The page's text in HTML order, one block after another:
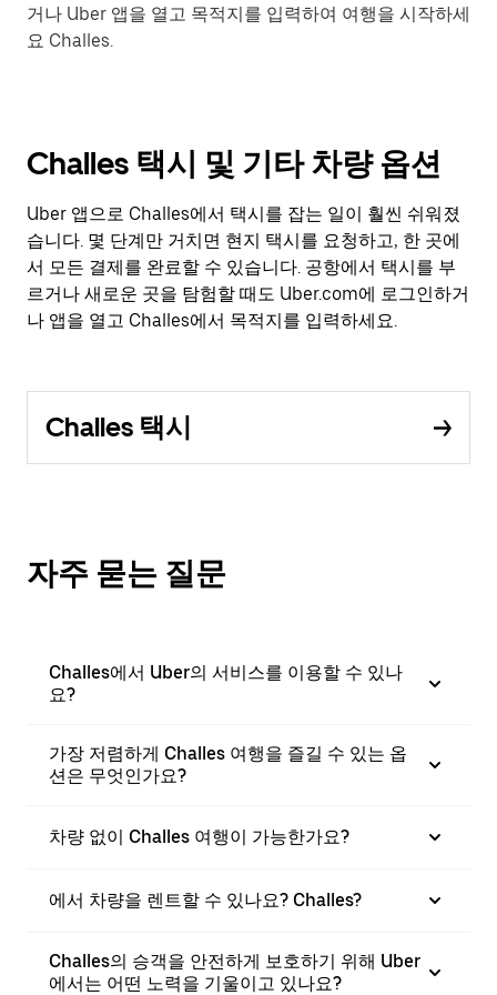
거나 Uber 앱을 열고 목적지를 입력하여 여행을 시작하세
요 Challes.
Challes 택시 및 기타 차량 옵션
Uber 앱으로 Challes에서 택시를 잡는 일이 훨씬 쉬워졌
습니다. 몇 단계만 거치면 현지 택시를 요청하고, 한 곳에
서 모든 결제를 완료할 수 있습니다. 공항에서 택시를 부
르거나 새로운 곳을 탐험할 때도 Uber.com에 로그인하거
나 앱을 열고 Challes에서 목적지를 입력하세요.
Challes 택시
자주 묻는 질문
Challes에서 Uber의 서비스를 이용할 수 있나
요?
가장 저렴하게 Challes 여행을 즐길 수 있는 옵
션은 무엇인가요?
차량 없이 Challes 여행이 가능한가요?
에서 차량을 렌트할 수 있나요? Challes?
Challes의 승객을 안전하게 보호하기 위해 Uber
에서는 어떤 노력을 기울이고 있나요?